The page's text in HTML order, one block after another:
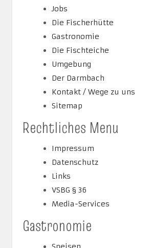
Jobs
Die Fischerhütte
Gastronomie
Die Fischteiche
Umgebung
Der Darmbach
Kontakt / Wege zu uns
Sitemap
Rechtliches Menu
Impressum
Datenschutz
Links
VSBG § 36
Media-Services
Gastronomie